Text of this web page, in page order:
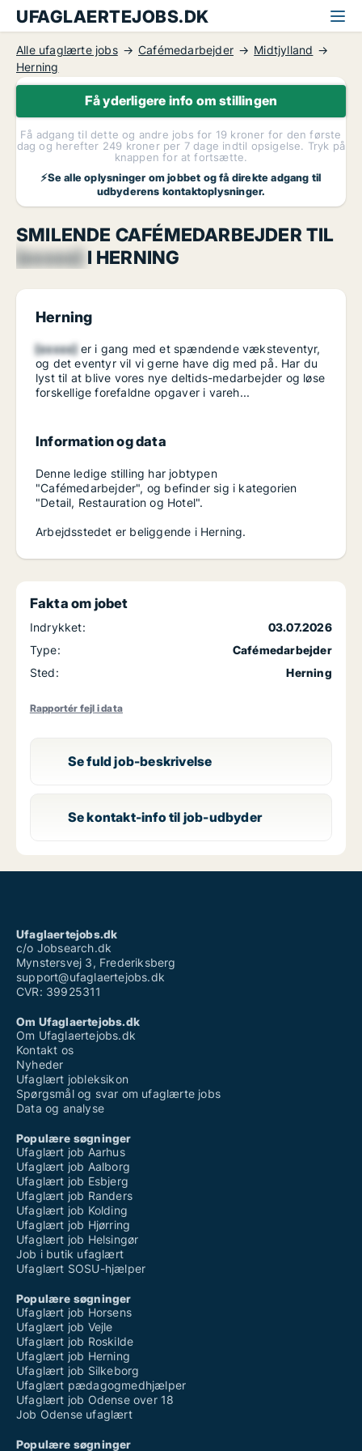
UFAGLAERTEJOBS.DK
Alle ufaglærte jobs Cafémedarbejder
Midtjylland
Herning
Få yderligere info om stillingen
Få adgang til dette og andre jobs for 19 kroner for den første
dag og herefter 249 kroner per 7 dage indtil opsigelse. Tryk på
knappen for at fortsætte.
⚡Se alle oplysninger om jobbet og få direkte adgang til
udbyderens kontaktoplysninger.
SMILENDE CAFÉMEDARBEJDER TIL
[xxxxx] I HERNING
Herning
[xxxxx]er i gang med et spændende væksteventyr,
og det eventyr vil vi gerne have dig med på. Har du
lyst til at blive vores nye deltids-medarbejder og løse
forskellige forefaldne opgaver i vareh...
Information og data
Denne ledige stilling har jobtypen
"Cafémedarbejder", og befinder sig i kategorien
"Detail, Restauration og Hotel".
Arbejdsstedet er beliggende i Herning.
Fakta om jobet
Indrykket:
03.07.2026
Type:
Cafémedarbejder
Sted:
Herning
Rapportér fejl i data
Se fuld job-beskrivelse
Se kontakt-info til job-udbyder
Ufaglaertejobs.dk
c/o Jobsearch.dk
Mynstersvej 3, Frederiksberg
support@ufaglaertejobs.dk
CVR: 39925311
Om Ufaglaertejobs.dk
Om Ufaglaertejobs.dk
Kontakt os
Nyheder
Ufaglært jobleksikon
Spørgsmål og svar om ufaglærte jobs
Data og analyse
Populære søgninger
Ufaglært job Aarhus
Ufaglært job Aalborg
Ufaglært job Esbjerg
Ufaglært job Randers
Ufaglært job Kolding
Ufaglært job Hjørring
Ufaglært job Helsingør
Job i butik ufaglært
Ufaglært SOSU-hjælper
Populære søgninger
Ufaglært job Horsens
Ufaglært job Vejle
Ufaglært job Roskilde
Ufaglært job Herning
Ufaglært job Silkeborg
Ufaglært pædagogmedhjælper
Ufaglært job Odense over 18
Job Odense ufaglært
Populære søgninger